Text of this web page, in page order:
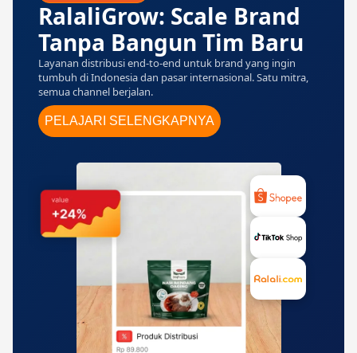
RalaliGrow: Scale Brand
Tanpa Bangun Tim Baru
Layanan distribusi end-to-end untuk brand yang ingin
tumbuh di Indonesia dan pasar internasional. Satu mitra,
semua channel berjalan.
PELAJARI SELENGKAPNYA